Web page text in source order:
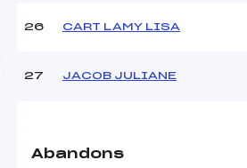
26 CART LAMY LISA
27 JACOB JULIANE
Abandons